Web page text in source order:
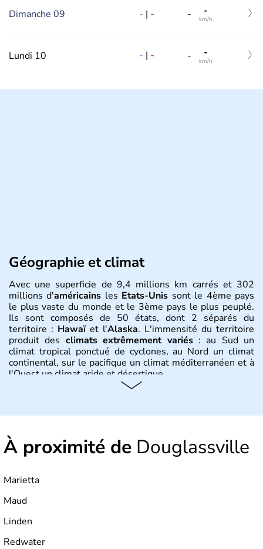
Dimanche 09 - | - - -
km/h
Lundi 10 - | - - -
km/h
Géographie et climat
Avec une superficie de 9,4 millions km carrés et 302
millions d'américains les Etats-Unis sont le 4ème pays
le plus vaste du monde et le 3ème pays le plus peuplé.
Ils sont composés de 50 états, dont 2 séparés du
territoire : Hawaïet l'Alaska. L'immensité du territoire
produit des climats extrêmement variés: au Sud un
climat tropical ponctué de cyclones, au Nord un climat
continental, sur le pacifique un climat méditerranéen et à
l'Ouest un climat aride et désertique.
Les premiers habitants desEtats-Unis sont arrivés d'Asie
Plusieurs populations se sont succédées avant l'arrivée
des européens, suite à la découverte du continent par
britanniques proclament la Déclaration d'indépendance
en 1776 et adoptent leur première constitution en 1787.
La conquête de l'Ouest marque ensuite l'entrée dans une
À proximité de Douglassville
Marietta
Maud
Linden
Redwater